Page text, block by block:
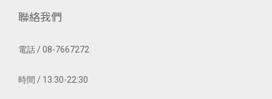
聯絡我們
電話 / 08-7667272
時間 / 13:30-22:30